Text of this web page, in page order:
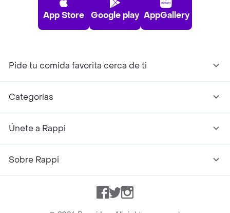
App Store Google play AppGallery
Pide tu comida favorita cerca de ti
Categorías
Únete a Rappi
Sobre Rappi
Facebook
TwitterInstagram